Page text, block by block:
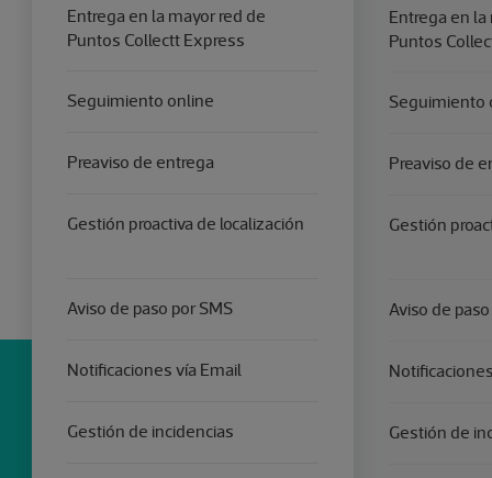
Entrega en la mayor red de
Puntos Collectt Express
Seguimiento online
Preaviso de entrega
Gestión proactiva de localización
Aviso de paso por SMS
Notificaciones vía Email
Gestión de incidencias
Entrega en
Puntos
Seguimiento
Preaviso de
Gestión
Aviso de
Gestión de